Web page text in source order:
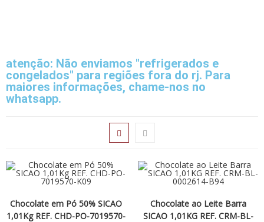
atenção: Não enviamos "refrigerados e
congelados" para regiões fora do rj. Para
maiores informações, chame-nos no
whatsapp.
Chocolate em Pó 50% SICAO
1,01Kg REF. CHD-PO-7019570-
Chocolate ao Leite Barra
SICAO 1,01KG REF. CRM-BL-